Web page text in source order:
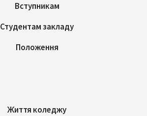
Вступникам
Студентам закладу
Положення
Життя коледжу